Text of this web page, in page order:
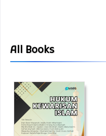
All Books